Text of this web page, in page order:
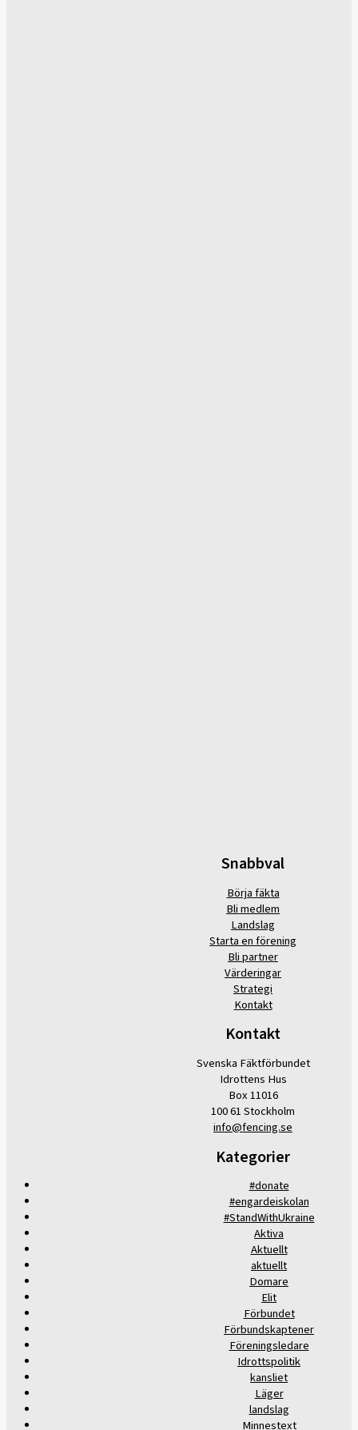
Snabbval
Börja fäkta
Bli medlem
Landslag
Starta en förening
Bli partner
Värderingar
Strategi
Kontakt
Kontakt
Svenska Fäktförbundet
Idrottens Hus
Box 11016
100 61 Stockholm
info@fencing.se
Kategorier
#donate
#engardeiskolan
#StandWithUkraine
Aktiva
Aktuellt
aktuellt
Domare
Elit
Förbundet
Förbundskaptener
Föreningsledare
Idrottspolitik
kansliet
Läger
landslag
Minnestext